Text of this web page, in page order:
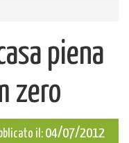
piena
zero
il: 04/07/2012